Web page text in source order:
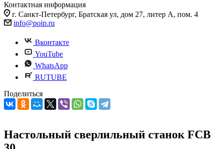
Контактная информация
г. Санкт-Петербург, Братская ул, дом 27, литер А, пом. 4
info@poip.ru
Вконтакте
YouTube
WhatsApp
RUTUBE
Поделиться
Настольный сверлильный станок FCB